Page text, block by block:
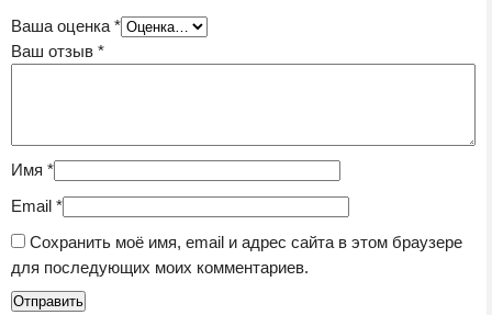
Ваша оценка *
Ваш отзыв *
Имя *
Email *
Сохранить моё имя, email и адрес сайта в этом браузере
для последующих моих комментариев.